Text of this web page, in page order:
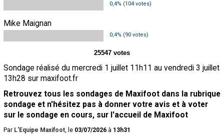
0,4% (104 votes)
Mike Maignan
0,4% (90 votes)
25547 votes
Sondage réalisé du mercredi 1 juillet 11h11 au vendredi 3 juillet
13h28 sur maxifoot.fr
Retrouvez tous les sondages de Maxifoot dans la rubrique
sondage et n'hésitez pas à donner votre avis et à voter
sur le sondage en cours, sur l'accueil de Maxifoot
Par L'Equipe Maxifoot, le 03/07/2026 à 13h31